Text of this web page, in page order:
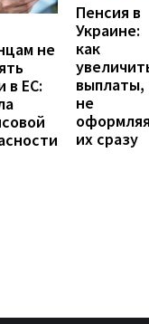
не
в ЕС:
Пенсия в
Украине:
как
выплаты,
не
их сразу